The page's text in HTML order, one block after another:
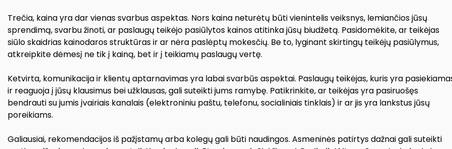
Trečia, kaina yra dar vienas svarbus aspektas. Nors kaina neturėtų būti vienintelis veiksnys, lemiančios jūsų
sprendimą, svarbu žinoti, ar paslaugų teikėjo pasiūlytos kainos atitinka jūsų biudžetą. Pasidomėkite, ar teikėjas
siūlo skaidrias kainodaros struktūras ir ar nėra paslėptų mokesčių. Be to, lyginant skirtingų teikėjų pasiūlymus,
atkreipkite dėmesį ne tik į kainą, bet ir į teikiamų paslaugų vertę.
Ketvirta, komunikacija ir klientų aptarnavimas yra labai svarbūs aspektai. Paslaugų teikėjas, kuris yra
ir reaguoja į jūsų klausimus bei užklausas, gali suteikti jums ramybę. Patikrinkite, ar teikėjas yra pasiruošęs
bendrauti su jumis įvairiais kanalais (elektroniniu paštu, telefonu, socialiniais tinklais) ir ar jis yra lankstus jūsų
poreikiams.
Galiausiai, rekomendacijos iš pažįstamų arba kolegų gali būti naudingos. Asmeninės patirtys dažnai gali suteikti